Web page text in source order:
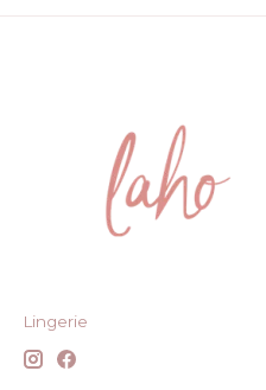
Lingerie